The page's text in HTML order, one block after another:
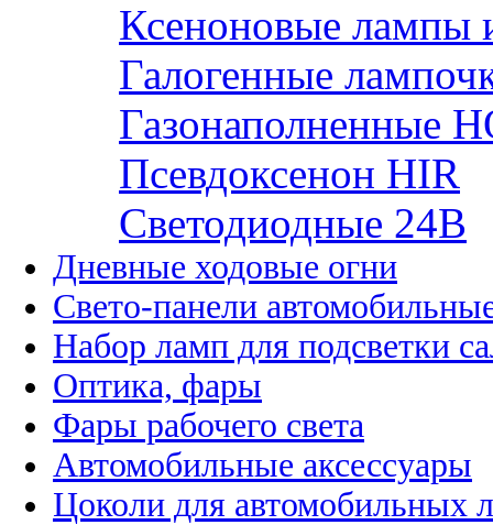
Ксеноновые лампы
Галогенные
Газонаполненные
Псевдоксенон HIR
Cветодиодные 24B
Дневные ходовые огни
Свето-панели
Набор ламп для подсветки
Оптика, фары
Фары рабочего света
Автомобильные аксессуары
Цоколи для автомобильных